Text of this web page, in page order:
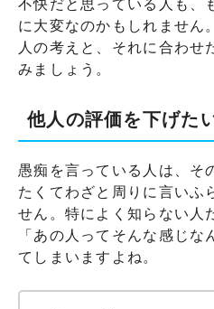
不快だと思っている人も、
に大変なのかもしれません
人の考えと、それに合わせ
みましょう。
他人の評価を下げた
愚痴を言っている人は、そ
たくてわざと周りに言いふ
せん。特によく知らない人
「あの人ってそんな感じな
てしまいますよね。